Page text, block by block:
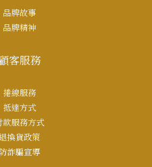
品牌故事
品牌精神
客服務
捲線服務
抵達方式
款服務方式
換貨政策
防詐騙宣導